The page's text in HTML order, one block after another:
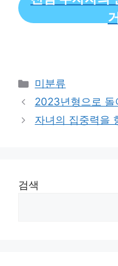
Categories
미분류
2023년형으로 돌
자녀의 집중력을
검색